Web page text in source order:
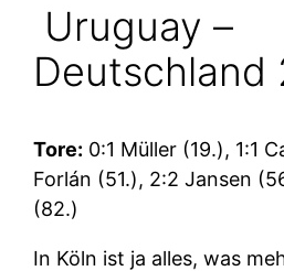
Uruguay –
Deutschland
Tore: 0:1 Müller (19.), 1:1
Forlán (51.), 2:2 Jansen
(82.)
In Köln ist ja alles, was